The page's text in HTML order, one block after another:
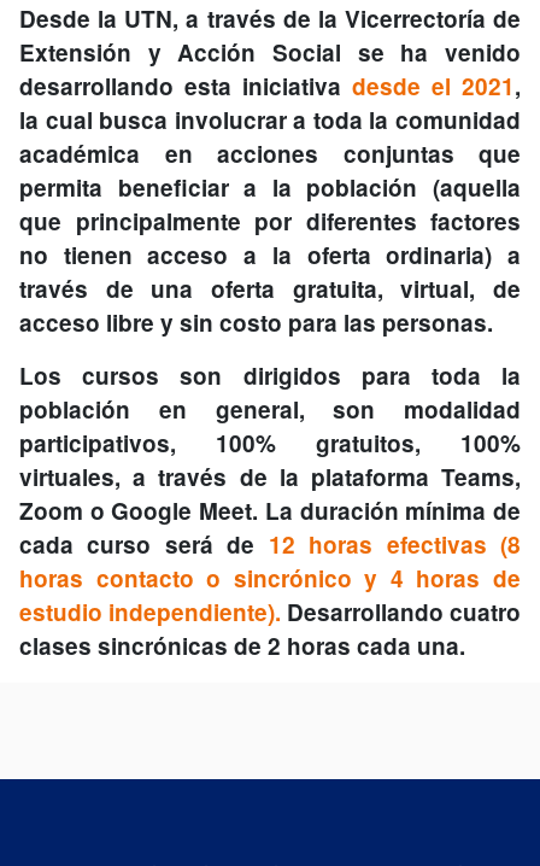
Desde la UTN, a través de la Vicerrectoría de
Extensión y Acción Social se ha venido
desarrollando esta iniciativa desde el 2021,
la cual busca involucrar a toda la comunidad
académica en acciones conjuntas que
permita beneficiar a la población (aquella
que principalmente por diferentes factores
no tienen acceso a la oferta ordinaria) a
través de una oferta gratuita, virtual, de
acceso libre y sin costo para las personas.
Los cursos son dirigidos para toda la
población en general, son modalidad
participativos, 100% gratuitos, 100%
virtuales, a través de la plataforma Teams,
Zoom o Google Meet. La duración mínima de
cada curso será de 12 horas efectivas (8
horas contacto o sincrónico y 4 horas de
estudio independiente). Desarrollando cuatro
clases sincrónicas de 2 horas cada una.